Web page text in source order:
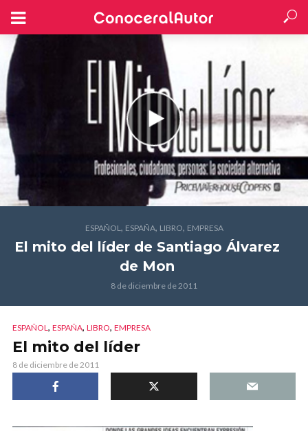
ESPAÑOL, ESPAÑA, LIBRO, EMPRESA
El mito del líder de Santiago Álvarez
de Mon
8 de diciembre de 2011
ESPAÑOL, ESPAÑA, LIBRO, EMPRESA
El mito del líder
8 de diciembre de 2011